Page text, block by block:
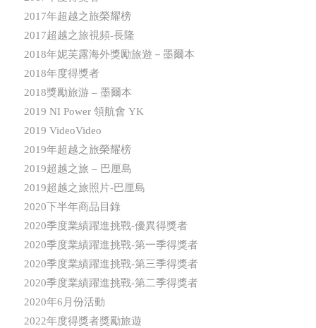
2017年超越之旅榮耀榜
2017超越之旅視頻-長隆
2018年妮芙露海外獎勵旅遊－墨爾本
2018年度得獎者
2018獎勵旅游 – 墨爾本
2019 NI Power 領航會 YK
2019 VideoVideo
2019年超越之旅榮耀榜
2019超越之旅 – 巴厘島
2019超越之旅照片-巴厘島
2020下半年商品目錄
2020季度業績躍進挑戰-優異得獎者
2020季度業績躍進挑戰-第一季得獎者
2020季度業績躍進挑戰-第三季得獎者
2020季度業績躍進挑戰-第二季得獎者
2020年6月份活動
2022年度得獎者獎勵旅遊